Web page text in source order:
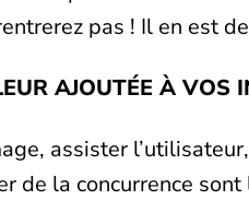
pas ! Il en est
AJOUTÉE À VOS
assister
la concurrence sont